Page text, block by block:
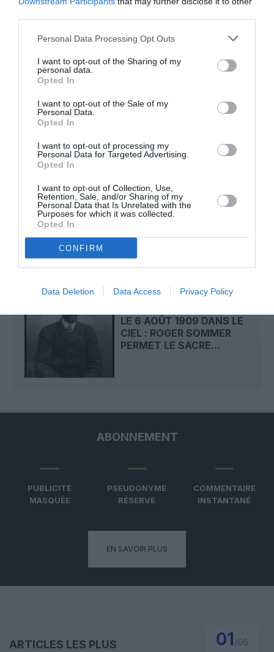
Personal Data Processing Opt Outs
I want to opt-out of the Sharing of my
personal data.
Opted In
I want to opt-out of the Sale of my
Personal Data.
Opted In
I want to opt-out of processing my
Personal Data for Targeted Advertising.
Opted In
I want to opt-out of Collection, Use,
Retention, Sale, and/or Sharing of my
Personal Data that Is Unrelated with the
Purposes for which it was collected.
Opted In
CONFIRM
Data Deletion Data Access Privacy Policy
LIRE AUSSI
DÉMONSTRATION
LE 7 AOÛT 1909 DANS LE
CIEL : ROGER SOMMER
L’ACTUALITÉ
LE 6 AOÛT 1909 DANS LE
CIEL : ROGER SOMMER
PERMET LE SACRE...
ABONNEMENT
PUBLICITÉ
MASQUÉE
PSEUDONYME
RÉSERVÉ
COMMENTAIRE
INSTANTANÉ
EN SAVOIR PLUS
ARTICLES LES PLUS
01